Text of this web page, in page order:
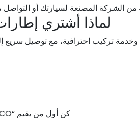
من الشركة المصنعة لسيارتك أو
لماذا أشتري
وخدمة تركيب احترافية، مع توصيل
كن أول من يقيم “Sailun 175/70 R14 88T XL ATREZZO ECO”